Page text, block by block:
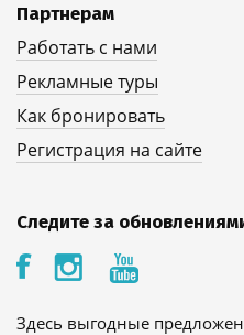
Партнерам
Работать с нами
Рекламные туры
Как бронировать
Регистрация на сайте
Следите за
Здесь выгодные